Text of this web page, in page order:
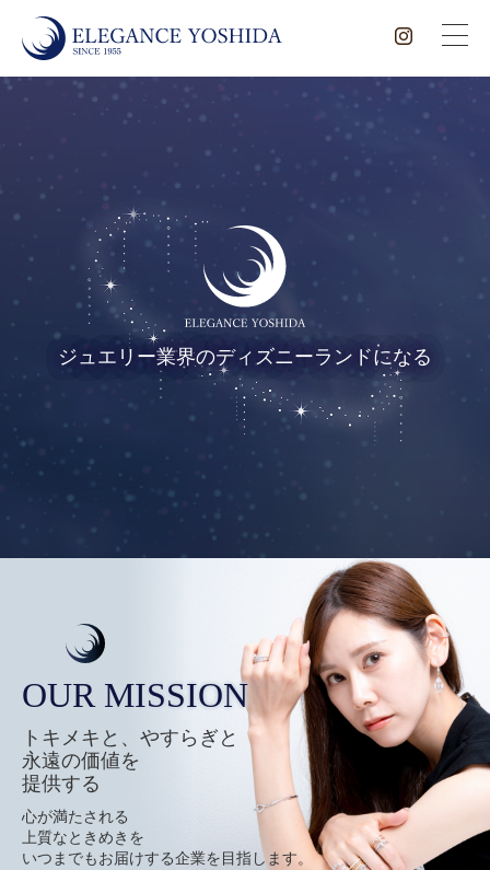
ジュエリー業界のディズニーランドになる
OUR MISSION
トキメキと、やすらぎと
永遠の価値を
提供する
心が満たされる
上質なときめきを
いつまでもお届けする企業を目指します。